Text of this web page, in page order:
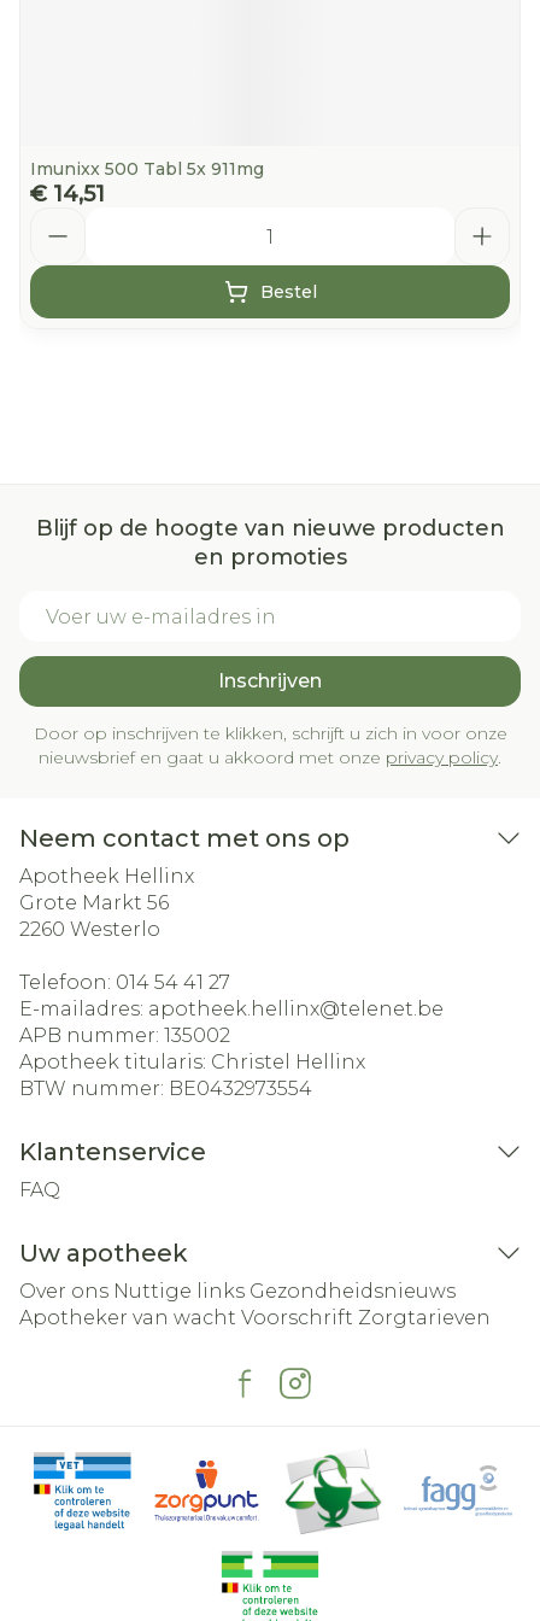
Imunixx 500 Tabl 5x 911mg
€ 14,51
Bestel
Blijf op de hoogte van nieuwe producten
en promoties
Inschrijven
Door op inschrijven te klikken, schrijft u zich in voor onze
nieuwsbrief en gaat u akkoord met onze privacy policy.
Neem contact met ons op
Apotheek Hellinx
Grote Markt 56
2260 Westerlo
Telefoon: 014 54 41 27
E-mailadres: apotheek.hellinx@telenet.be
APB nummer: 135002
Apotheek titularis: Christel Hellinx
BTW nummer: BE0432973554
Klantenservice
FAQ
Uw apotheek
Over ons Nuttige links Gezondheidsnieuws
Apotheker van wacht Voorschrift Zorgtarieven